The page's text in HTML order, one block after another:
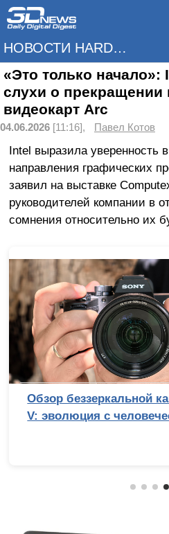
НОВОСТИ HARDWARE
«Это только начало»:
слухи о прекращении
видеокарт Arc
04.06.2026 [11:16], Павел Котов
Intel выразила уверенность
направления графических
заявил на выставке
руководителей компании в
сомнения относительно их
Обзор беззеркальной
V: эволюция с